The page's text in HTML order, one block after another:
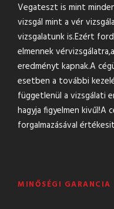
Vegateszt is mint
vizsgál mint a vér
vizsgalatunk is.Ezért
elmennek
eredményt kapnak.A
esetben a további
függetlenül a vizsgálati
hagyja figyelmen kivűl!A
forgalmazásával
MINŐSÉGI GARANCIA